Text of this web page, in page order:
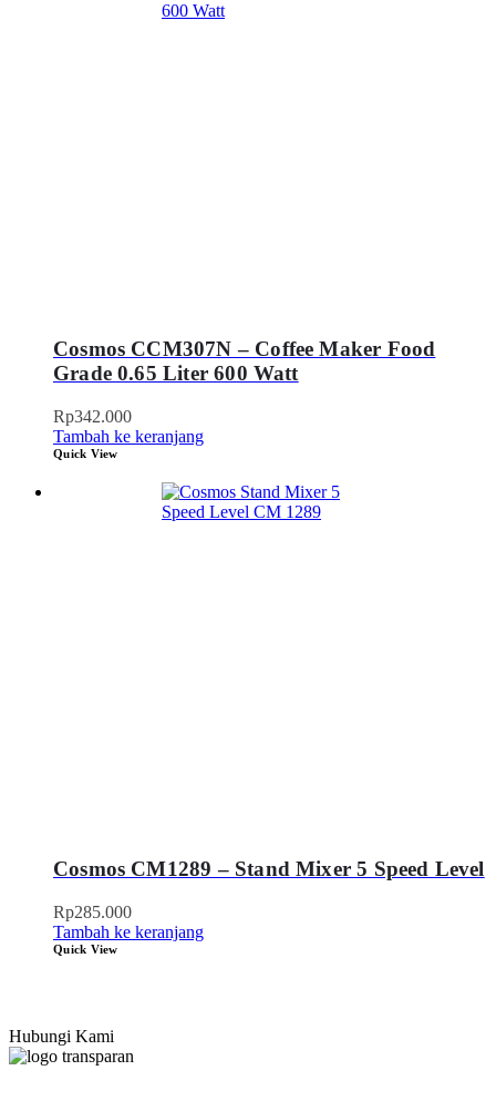
Cosmos CCM307N – Coffee Maker Food
Grade 0.65 Liter 600 Watt
Rp342.000
Tambah ke keranjang
Quick View
Cosmos CM1289 – Stand Mixer 5 Speed Level
Rp285.000
Tambah ke keranjang
Quick View
Hubungi Kami